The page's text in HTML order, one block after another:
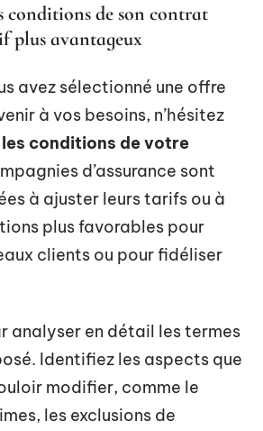
conditions de son contrat
plus avantageux
avez sélectionné une offre
à vos besoins, n’hésitez
conditions de votre
d’assurance sont
à ajuster leurs tarifs ou à
plus favorables pour
clients ou pour fidéliser
analyser en détail les termes
Identifiez les aspects que
modifier, comme le
les exclusions de